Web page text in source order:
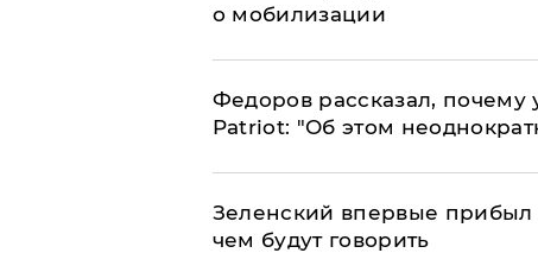
о мобилизации
Федоров рассказал, почему
Patriot: "Об этом
Зеленский впервые прибыл
чем будут говорить